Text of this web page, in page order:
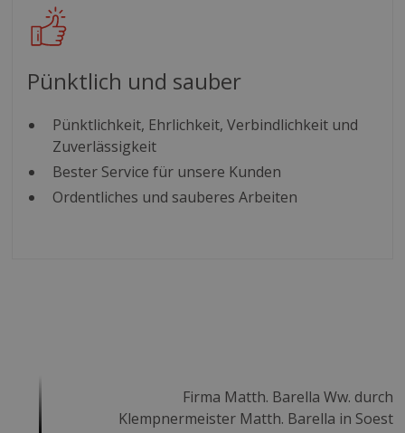
Pünktlich und sauber
Pünktlichkeit, Ehrlichkeit, Verbindlichkeit und
Zuverlässigkeit
Bester Service für unsere Kunden
Ordentliches und sauberes Arbeiten
Firma Matth. Barella Ww. durch
Klempnermeister Matth. Barella in Soest